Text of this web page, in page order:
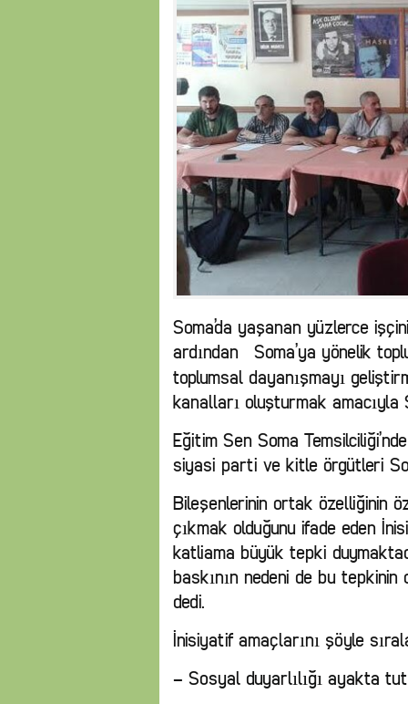
Soma’da yaşanan yüzlerce
ardından
Soma’ya yönelik
toplumsal dayanışmayı
kanalları oluşturmak
Eğitim Sen Soma
siyasi parti ve kitle örgütleri
Bileşenlerinin ortak özelliğinin
çıkmak olduğunu ifade eden
katliama büyük tepki
baskının nedeni de bu
dedi.
İnisiyatif amaçlarını şöyle
– Sosyal duyarlılığı ayakta